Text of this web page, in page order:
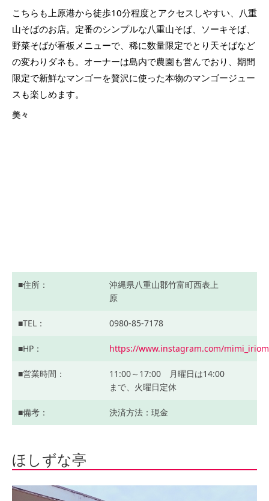
こちらも上原港から徒歩10分程度とアクセスしやすい、八重
山そばのお店。定番のシンプルな八重山そば、ソーキそば、
野菜そばが看板メニューで、稀に数量限定でとり天そばなど
の変わりダネも。オーナーは島内で農園も営んでおり、期間
限定で新鮮なマンゴーを贅沢に使った本物のマンゴージュー
スも楽しめます。
美々
住所
沖縄県八重山郡竹富町西表上
原
TEL 0980-85-7178
HP https://www.instagram.com/
営業時間
11:00～17:00 月曜日は14:00
まで、火曜日定休
備考 決済方法：現金
ほしずな亭